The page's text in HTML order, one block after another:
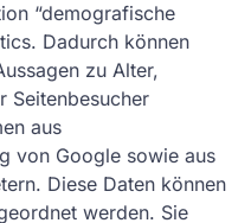
“demografische
Dadurch können
zu Alter,
Seitenbesucher
aus
von Google sowie aus
Diese Daten können
werden. Sie